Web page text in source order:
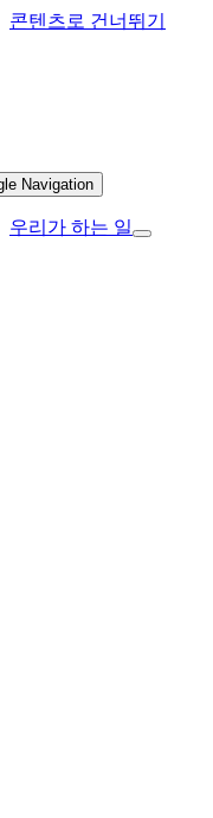
콘텐츠로 건너뛰기
Navigation
우리가 하는 일